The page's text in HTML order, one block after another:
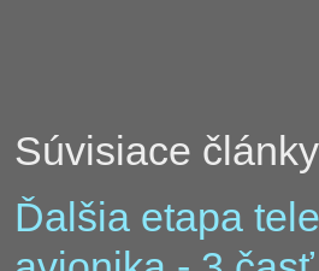
Súvisiace
Ďalšia etapa